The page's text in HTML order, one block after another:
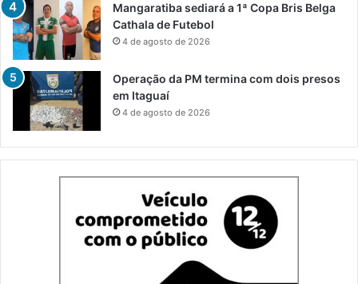
Mangaratiba sediará a 1ª Copa Bris Belga
Cathala de Futebol
4 de agosto de 2026
Operação da PM termina com dois presos
em Itaguaí
4 de agosto de 2026